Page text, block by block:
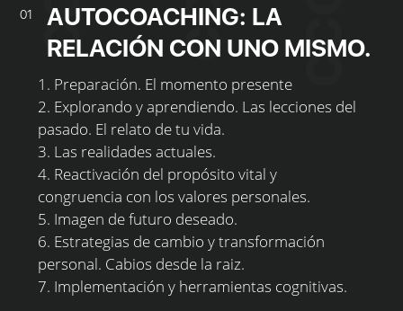
01
AUTOCOACHING: LA
RELACIÓN CON UNO MISMO.
1. Preparación. El momento presente
2. Explorando y aprendiendo. Las lecciones del
pasado. El relato de tu vida.
3. Las realidades actuales.
4. Reactivación del propósito vital y
congruencia con los valores personales.
5. Imagen de futuro deseado.
6. Estrategias de cambio y transformación
personal. Cabios desde la raiz.
7. Implementación y herramientas cognitivas.